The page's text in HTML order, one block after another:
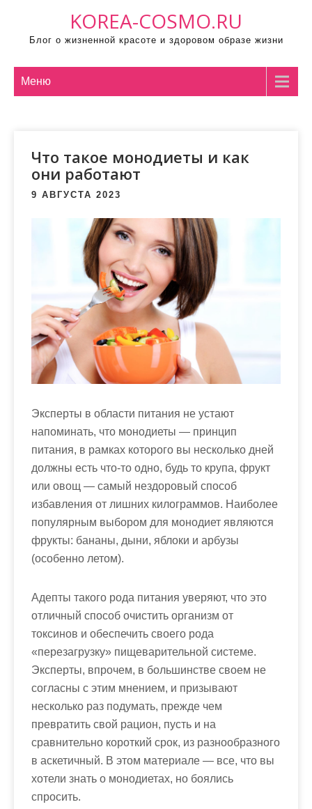
KOREA-COSMO.RU
Блог о жизненной красоте и здоровом образе жизни
Меню
Что такое монодиеты и как
они работают
9 АВГУСТА 2023
Эксперты в области питания не устают
напоминать, что монодиеты — принцип
питания, в рамках которого вы несколько дней
должны есть что-то одно, будь то крупа, фрукт
или овощ — самый нездоровый способ
избавления от лишних килограммов. Наиболее
популярным выбором для монодиет являются
фрукты: бананы, дыни, яблоки и арбузы
(особенно летом).
Адепты такого рода питания уверяют, что это
отличный способ очистить организм от
токсинов и обеспечить своего рода
«перезагрузку» пищеварительной системе.
Эксперты, впрочем, в большинстве своем не
согласны с этим мнением, и призывают
несколько раз подумать, прежде чем
превратить свой рацион, пусть и на
сравнительно короткий срок, из разнообразного
в аскетичный. В этом материале — все, что вы
хотели знать о монодиетах, но боялись
спросить.